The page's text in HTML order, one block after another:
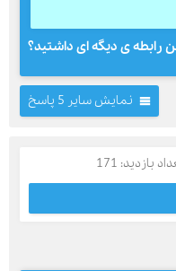
رابطه ی دیگه ای داشتید؟
نمایش سایر 5 پاسخ
بازدید: 171